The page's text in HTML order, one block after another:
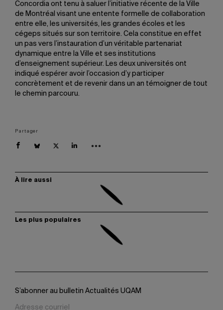
Concordia ont tenu à saluer l’initiative récente de la Ville
de Montréal visant une entente formelle de collaboration
entre elle, les universités, les grandes écoles et les
cégeps situés sur son territoire. Cela constitue en effet
un pas vers l’instauration d’un véritable partenariat
dynamique entre la Ville et ses institutions
d’enseignement supérieur. Les deux universités ont
indiqué espérer avoir l’occasion d’y participer
concrètement et de revenir dans un an témoigner de tout
le chemin parcouru.
Partager
À lire aussi
Les plus populaires
S’abonner au bulletin Actualités UQAM